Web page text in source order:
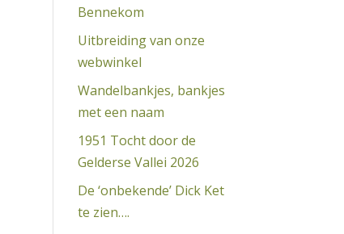
Bennekom
Uitbreiding van onze
webwinkel
Wandelbankjes, bankjes
met een naam
1951 Tocht door de
Gelderse Vallei 2026
De ‘onbekende’ Dick Ket
te zien….